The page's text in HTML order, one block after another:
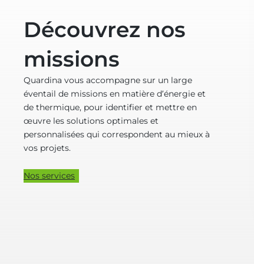
Découvrez nos
missions
Quardina vous accompagne sur un large
éventail de missions en matière d’énergie et
de thermique, pour identifier et mettre en
œuvre les solutions optimales et
personnalisées qui correspondent au mieux à
vos projets.
Nos services